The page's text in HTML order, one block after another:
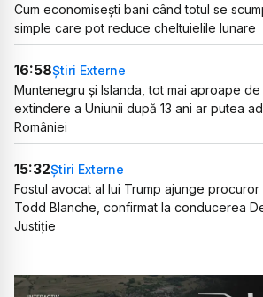
Cum economisești bani când totul se
simple care pot reduce cheltuielile lunare
16:58Știri Externe
Muntenegru și Islanda, tot mai aproape de
extindere a Uniunii după 13 ani ar putea
României
15:32Știri Externe
Fostul avocat al lui Trump ajunge procuror
Todd Blanche, confirmat la conducerea
Justiție